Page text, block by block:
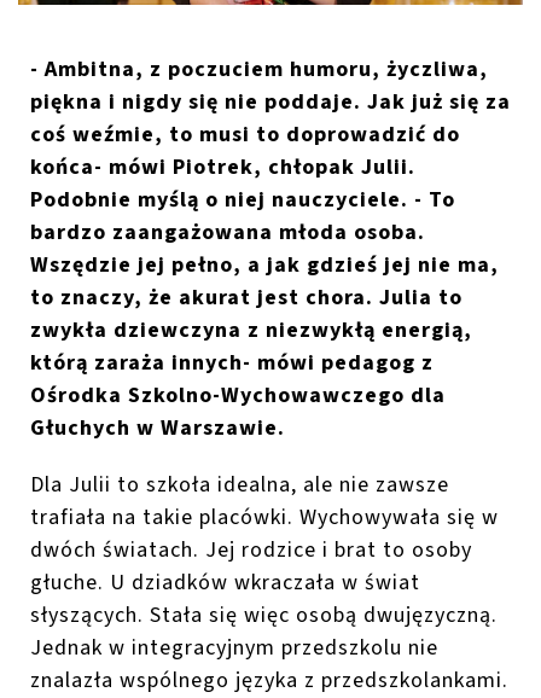
- Ambitna, z poczuciem humoru, życzliwa,
piękna i nigdy się nie poddaje. Jak już się za
coś weźmie, to musi to doprowadzić do
końca- mówi Piotrek, chłopak Julii.
Podobnie myślą o niej nauczyciele. - To
bardzo zaangażowana młoda osoba.
Wszędzie jej pełno, a jak gdzieś jej nie ma,
to znaczy, że akurat jest chora. Julia to
zwykła dziewczyna z niezwykłą energią,
którą zaraża innych- mówi pedagog z
Ośrodka Szkolno-Wychowawczego dla
Głuchych w Warszawie.
Dla Julii to szkoła idealna, ale nie zawsze
trafiała na takie placówki. Wychowywała się w
dwóch światach. Jej rodzice i brat to osoby
głuche. U dziadków wkraczała w świat
słyszących. Stała się więc osobą dwujęzyczną.
Jednak w integracyjnym przedszkolu nie
znalazła wspólnego języka z przedszkolankami.